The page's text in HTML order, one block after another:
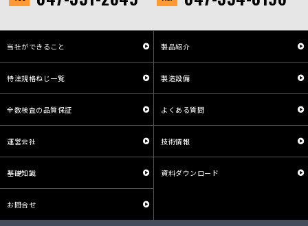
当社ができること 製品紹介
特注規格ねじ一覧 製造設備
全数検査の品質保証 よくある質問
運営会社 技術情報
基礎知識 資料ダウンロード
お問合せ